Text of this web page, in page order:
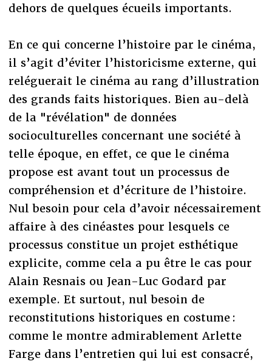
dehors de quelques écueils importants.
En ce qui concerne l’histoire par le cinéma,
il s’agit d’éviter l’historicisme externe, qui
reléguerait le cinéma au rang d’illustration
des grands faits historiques. Bien au-delà
de la "révélation" de données
socioculturelles concernant une société à
telle époque, en effet, ce que le cinéma
propose est avant tout un processus de
compréhension et d’écriture de l’histoire.
Nul besoin pour cela d’avoir nécessairement
affaire à des cinéastes pour lesquels ce
processus constitue un projet esthétique
explicite, comme cela a pu être le cas pour
Alain Resnais ou Jean-Luc Godard par
exemple. Et surtout, nul besoin de
reconstitutions historiques en costume :
comme le montre admirablement Arlette
Farge dans l’entretien qui lui est consacré,